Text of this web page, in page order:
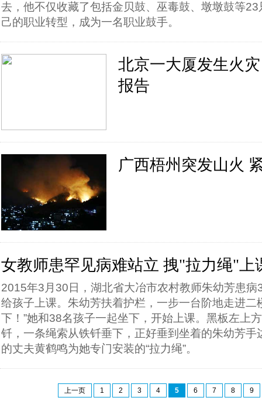
去，他不仅收藏了包括金贝鼓、巫毒鼓、墩墩鼓等
己的职业转型，成为一名职业鼓手。
北京一大厦发生火
报告
广西梧州突发山火
女教师患罕见病难站立 拽"拉力绳"上
2015年3月30日，湖北省大冶市农村教师朱幼芳患病
给孩子上课。朱幼芳扶着护栏，一步一台阶地走进二
下！”她和38名孩子一起坐下，开始上课。黑板左上
钎，一条绳索从铁钎垂下，正好垂到坐着的朱幼芳手
的丈夫黄鹤鸣为她专门安装的“拉力绳”。
上一页 1 2 3 4 5 6 7 8 9